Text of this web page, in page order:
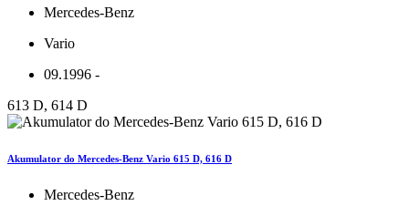
Mercedes-Benz
Vario
09.1996 -
613 D, 614 D
Akumulator do Mercedes-Benz Vario 615 D, 616 D
Mercedes-Benz